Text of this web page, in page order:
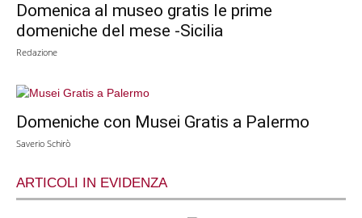
Domenica al museo gratis le prime
domeniche del mese -Sicilia
Redazione
Domeniche con Musei Gratis a Palermo
Saverio Schirò
ARTICOLI IN EVIDENZA